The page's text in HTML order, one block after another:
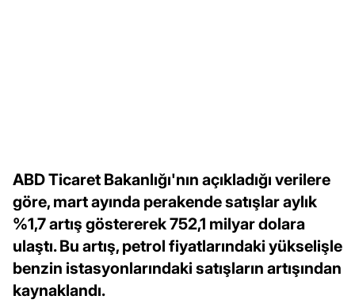
ABD Ticaret Bakanlığı'nın açıkladığı verilere
göre, mart ayında perakende satışlar aylık
%1,7 artış göstererek 752,1 milyar dolara
ulaştı. Bu artış, petrol fiyatlarındaki yükselişle
benzin istasyonlarındaki satışların artışından
kaynaklandı.